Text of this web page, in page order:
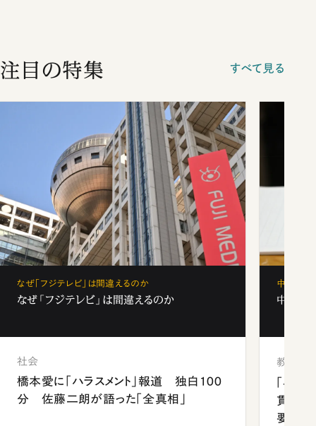
注目の特集 すべて見る
なぜ「フジテレビ」は間違えるのか
なぜ「フジテレビ」は間違えるのか
社会
橋本愛に「ハラスメント」報道 独白100
分 佐藤二朗が語った「全真相」
中学受験
中学受
教育
「早
貫校へ
要だっ